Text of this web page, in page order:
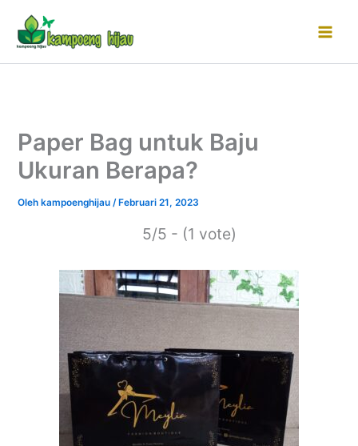
konten
Paper Bag untuk Baju
Ukuran Berapa?
Oleh kampoenghijau/ Februari 21, 2023
5/5 - (1 vote)